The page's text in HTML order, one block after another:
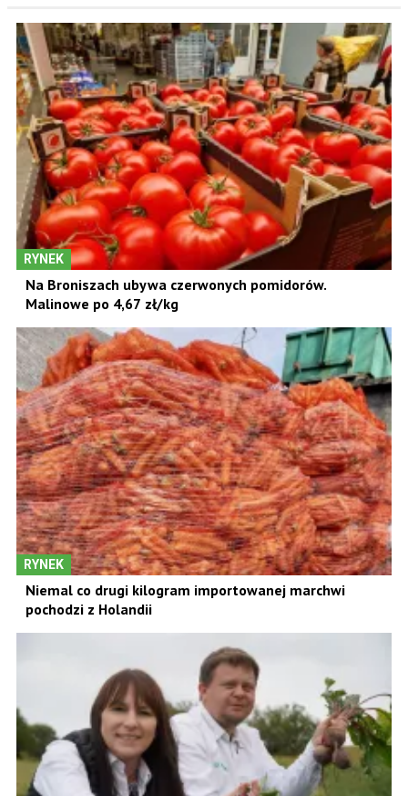
RYNEK
Na Broniszach ubywa czerwonych pomidorów.
Malinowe po 4,67 zł/kg
RYNEK
Niemal co drugi kilogram importowanej marchwi
pochodzi z Holandii